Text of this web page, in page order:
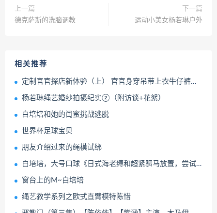
上一篇
德克萨斯的洗脑调教
下一篇
运动小美女杨若琳户外
相关推荐
定制官官探店新体验（上） 官官身穿吊带上衣牛仔裤体验坐绳吊缚、开腿器等项目 逐帧展示绝美面庞与妖娆身...
杨若琳绳艺婚纱拍摄纪实②（附访谈+花絮）
白培培和她的闺蜜挑战逃脱
世界杯足球宝贝
朋友介绍过来的绳模试绑
白培培，大号口球《日式海老缚和超紧驷马放置，尝试逃脱及访谈》小女孩两款5CM和5.5CM口球拉到最紧，口水止不住流，绑上超紧的驷马放置尝试自己解开
窗台上的M~白培培
绳艺教学系列之欧式直臂模特陈惜